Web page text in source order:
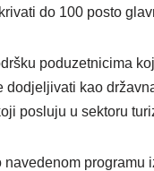
do 100 posto
poduzetnicima
dodjeljivati kao
posluju u sektoru
programu